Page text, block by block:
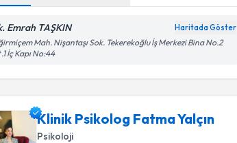
Emrah TAŞKIN Haritada Göster
Mah. Nişantaşı Sok. Tekerekoğlu İş Merkezi Bina No.2
İç Kapı No:44
Klinik Psikolog Fatma Yalçın
Psikoloji